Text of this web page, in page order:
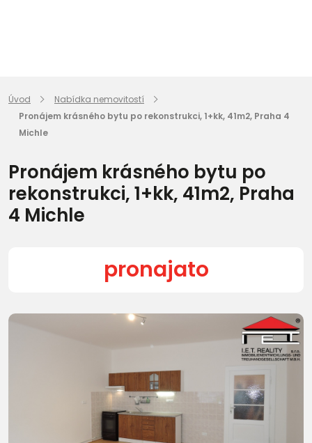
Úvod
Nabídka nemovitostí
Pronájem krásného bytu po rekonstrukci, 1+kk, 41m2, Praha 4
Michle
Pronájem krásného bytu po
rekonstrukci, 1+kk, 41m2, Praha
4 Michle
pronajato
Další fotografie (21)